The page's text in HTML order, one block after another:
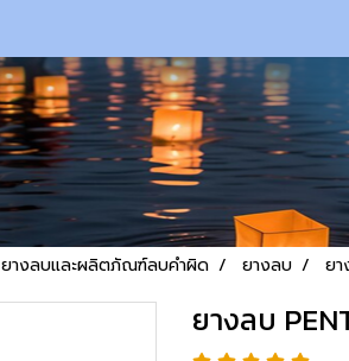
ยางลบและผลิตภัณฑ์ลบคำผิด ยางลบ ยา
ยางลบ